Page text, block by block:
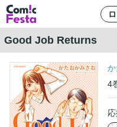
Good Job Returns
4